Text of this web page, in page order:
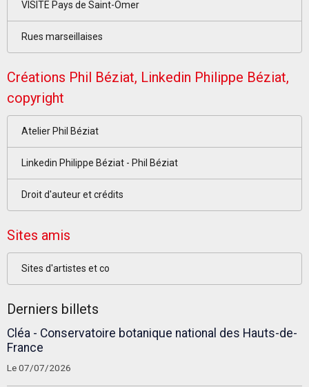
VISITE Pays de Saint-Omer
Rues marseillaises
Créations Phil Béziat, Linkedin Philippe Béziat,
copyright
Atelier Phil Béziat
Linkedin Philippe Béziat - Phil Béziat
Droit d'auteur et crédits
Sites amis
Sites d'artistes et co
Derniers billets
Cléa - Conservatoire botanique national des Hauts-de-
France
Le 07/07/2026